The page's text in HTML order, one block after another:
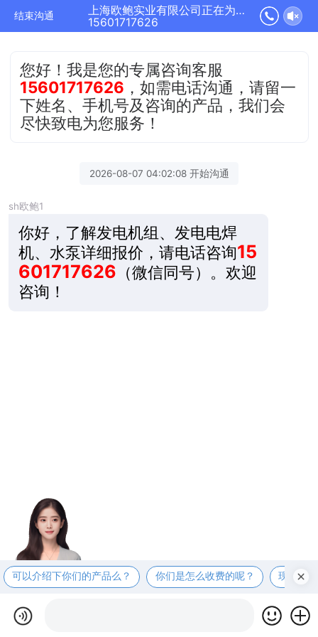
结束沟通
上海欧鲍实业有限公司正在为您服务
15601717626
您好！我是您的专属咨询客服
15601717626 ，如需电话沟通，请留一
下姓名、手机号及咨询的产品，我们会
尽快致电为您服务！
2026-08-07 04:02:08 开始沟通
sh欧鲍1
你好，了解发电机组、发电电焊
机、水泵详细报价，请电话咨询15
601717626 （微信同号）。 欢迎
咨询！
可以介绍下你们的产品么？ 你们是怎么收费的呢？ 现在有